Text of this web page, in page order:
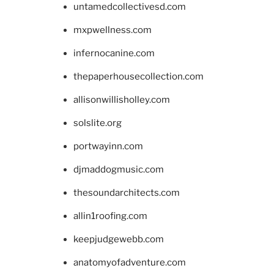
untamedcollectivesd.com
mxpwellness.com
infernocanine.com
thepaperhousecollection.com
allisonwillisholley.com
solslite.org
portwayinn.com
djmaddogmusic.com
thesoundarchitects.com
allin1roofing.com
keepjudgewebb.com
anatomyofadventure.com